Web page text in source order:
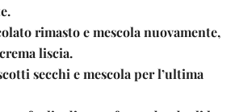
rimasto e mescola nuovamente,
liscia.
secchi e mescola per l’ultima